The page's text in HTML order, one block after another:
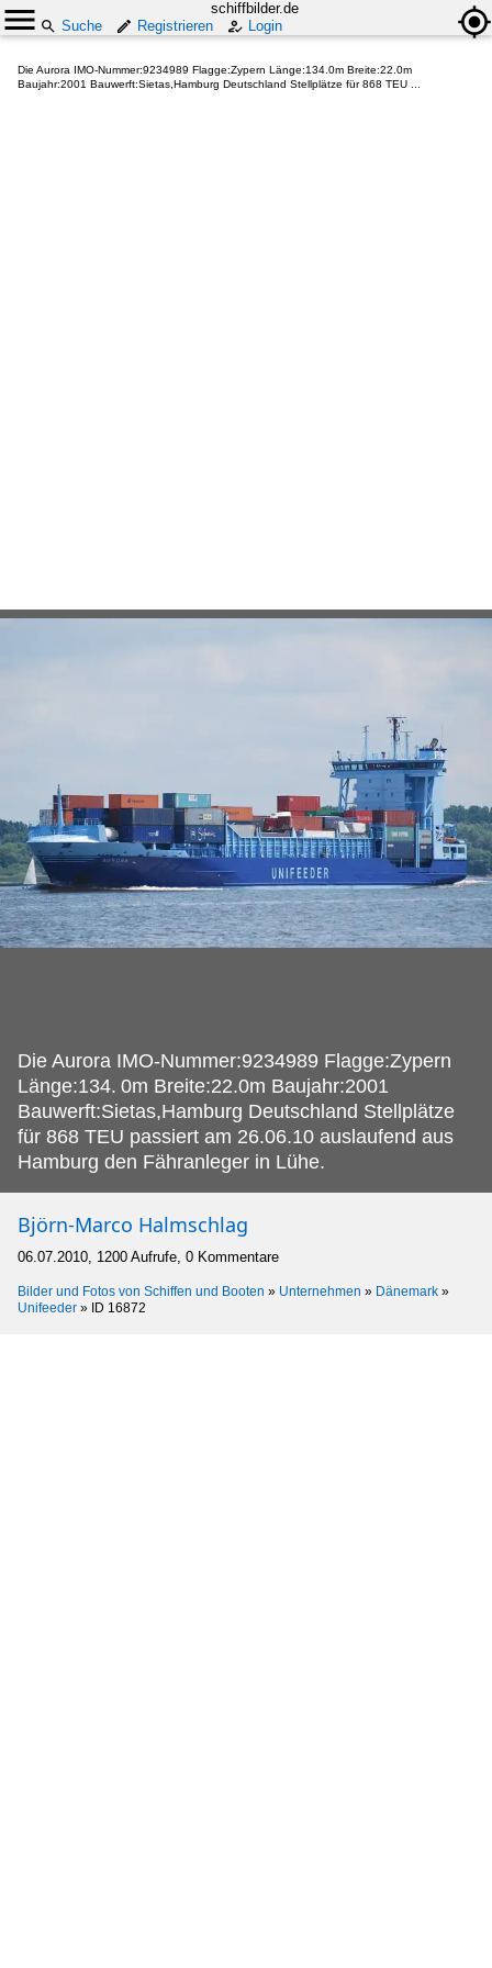
schiffbilder.de
Suche
Registrieren Login
Die Aurora IMO-Nummer:9234989 Flagge:Zypern Länge:134.0m Breite:22.0m
Baujahr:2001 Bauwerft:Sietas,Hamburg Deutschland Stellplätze für 868 TEU ...
Die Aurora IMO-Nummer:9234989 Flagge:Zypern
Länge:134. 0m Breite:22.0m Baujahr:2001
Bauwerft:Sietas,Hamburg Deutschland Stellplätze
für 868 TEU passiert am 26.06.10 auslaufend aus
Hamburg den Fähranleger in Lühe.
Björn-Marco Halmschlag
06.07.2010, 1200 Aufrufe, 0 Kommentare
Bilder und Fotos von Schiffen und Booten » Unternehmen » Dänemark »
Unifeeder » ID 16872